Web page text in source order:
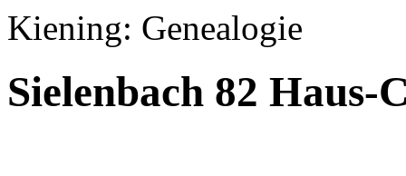
Kiening: Genealogie
Sielenbach 82